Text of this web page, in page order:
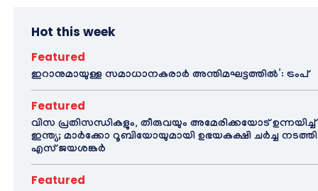
Hot this week
Featured
ഇറാനുമായുള്ള സമാധാനകരാർ അന്തിമഘട്ടത്തിൽ‌’: ട്രംപ്
Featured
വിസ പ്രതിസന്ധികളും, തീരുവയും അമേരിക്കയോട് ഉന്നയിച്ച്
ഇന്ത്യ; മാർക്കോ റൂബിയോയുമായി ഉഭയകക്ഷി ചർച്ച നടത്തി
എസ് ജയശങ്കർ
Featured